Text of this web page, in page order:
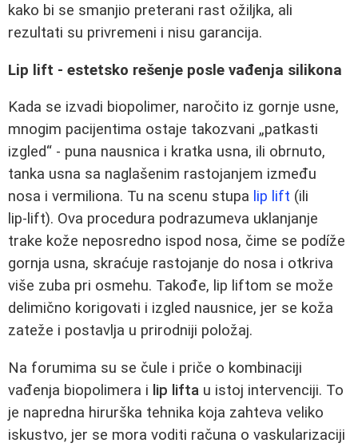
kako bi se smanjio preterani rast ožiljka, ali
rezultati su privremeni i nisu garancija.
Lip lift - estetsko rešenje posle vađenja silikona
Kada se izvadi biopolimer, naročito iz gornje usne,
mnogim pacijentima ostaje takozvani „patkasti
izgled“ - puna nausnica i kratka usna, ili obrnuto,
tanka usna sa naglašenim rastojanjem između
nosa i vermiliona. Tu na scenu stupa lip lift (ili
lip‑lift). Ova procedura podrazumeva uklanjanje
trake kože neposredno ispod nosa, čime se podíže
gornja usna, skraćuje rastojanje do nosa i otkriva
više zuba pri osmehu. Takođe, lip liftom se može
delimično korigovati i izgled nausnice, jer se koža
zateže i postavlja u prirodniji položaj.
Na forumima su se čule i priče o kombinaciji
vađenja biopolimera i lip lifta u istoj intervenciji. To
je napredna hirurška tehnika koja zahteva veliko
iskustvo, jer se mora voditi računa o vaskularizaciji